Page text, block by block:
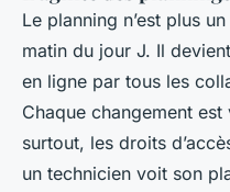
Le planning n’est plus
matin du jour J. Il
en ligne par tous les
Chaque changement
surtout, les droits
un technicien voit son